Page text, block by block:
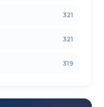
321
321
319